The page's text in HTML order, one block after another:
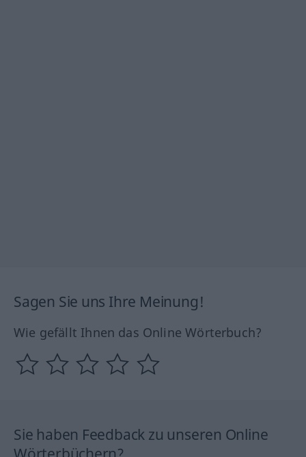
Sagen Sie uns Ihre Meinung!
Wie gefällt Ihnen das Online Wörterbuch?
Sie haben Feedback zu unseren Online